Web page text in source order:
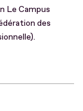
Le Campus
des